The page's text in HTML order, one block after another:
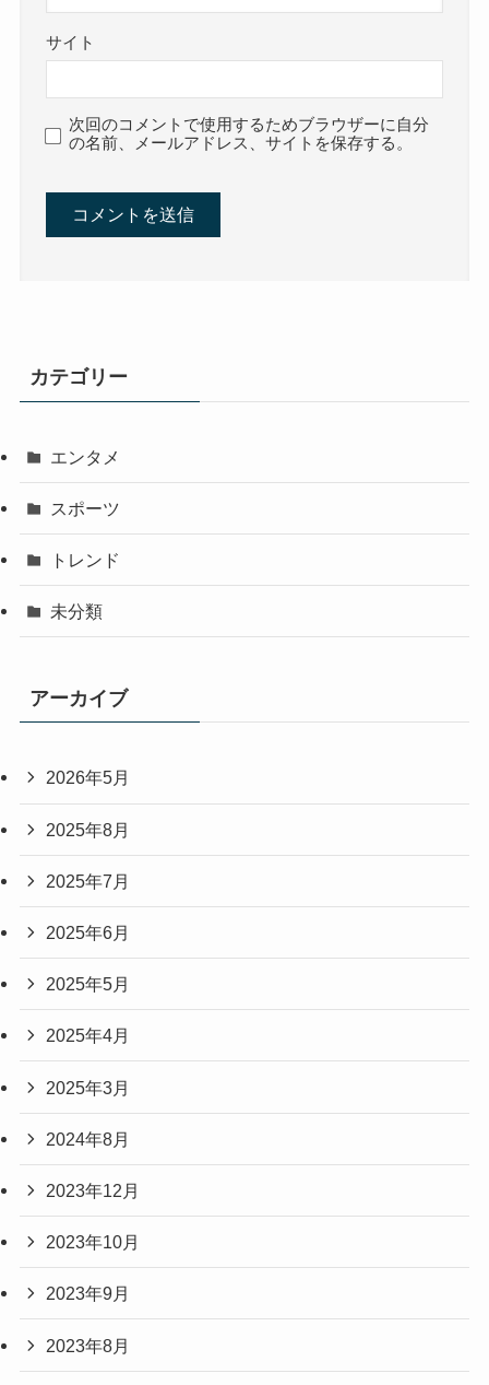
サイト
次回のコメントで使用するためブラウザーに自分
の名前、メールアドレス、サイトを保存する。
カテゴリー
エンタメ
スポーツ
トレンド
未分類
アーカイブ
2026年5月
2025年8月
2025年7月
2025年6月
2025年5月
2025年4月
2025年3月
2024年8月
2023年12月
2023年10月
2023年9月
2023年8月